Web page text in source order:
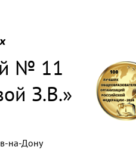
№ 11
З.В.»
на-Дону